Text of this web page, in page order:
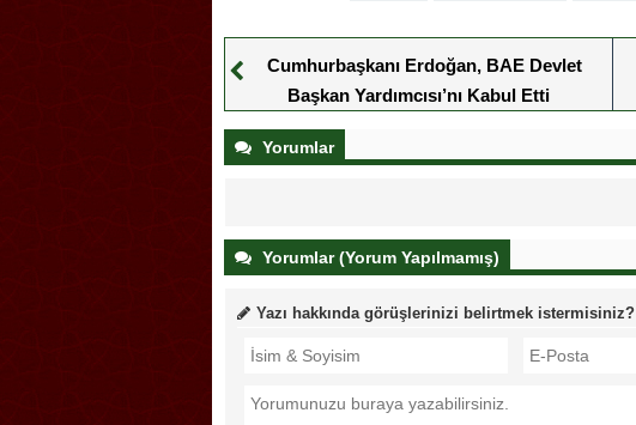
Cumhurbaşkanı Erdoğan, BAE Devlet
Başkan Yardımcısı’nı Kabul Etti
Yorumlar
Yorumlar (Yorum Yapılmamış)
Yazı hakkında görüşlerinizi belirtmek istermisiniz?